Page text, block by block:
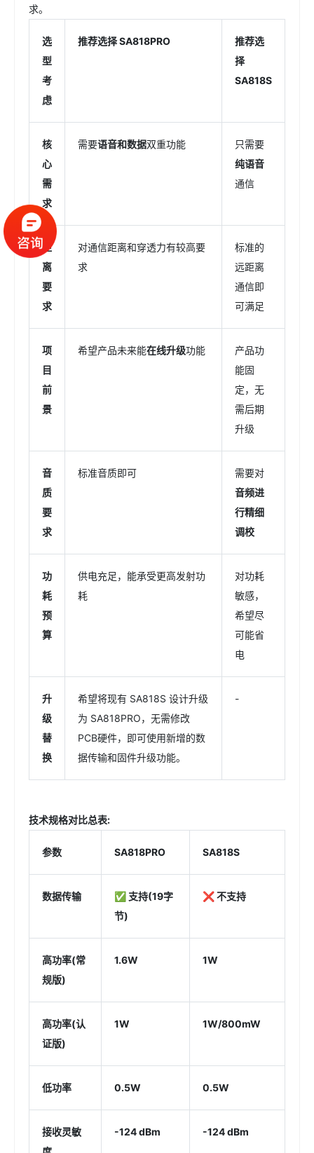
求。
选
型
考
虑
推荐选择 SA818PRO
推荐选
择
SA818S
核
心
需
求
需要语音和数据双重功能
只需要
纯语音
通信
距
离
要
求
对通信距离和穿透力有较高要
求
标准的
远距离
通信即
可满足
项
目
前
景
希望产品未来能在线升级功能
产品功
能固
定，无
需后期
升级
音
质
要
求
标准音质即可
需要对
音频进
行精细
调校
功
耗
预
算
供电充足，能承受更高发射功
耗
对功耗
敏感，
希望尽
可能省
电
升
级
替
换
希望将现有 SA818S 设计升级
为 SA818PRO，无需修改
PCB硬件，即可使用新增的数
据传输和固件升级功能。
-
技术规格对比总表:
参数 SA818PRO SA818S
数据传输
✅ 支持(19字
节)
❌ 不支持
高功率(常
规版)
1.6W 1W
高功率(认
证版)
1W 1W/800mW
低功率 0.5W 0.5W
接收灵敏
-124 dBm -124 dBm